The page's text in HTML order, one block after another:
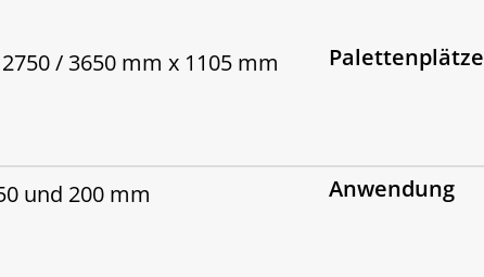
/ 3650 mm x 1105 mm Palettenplätze
und 200 mm Anwendung